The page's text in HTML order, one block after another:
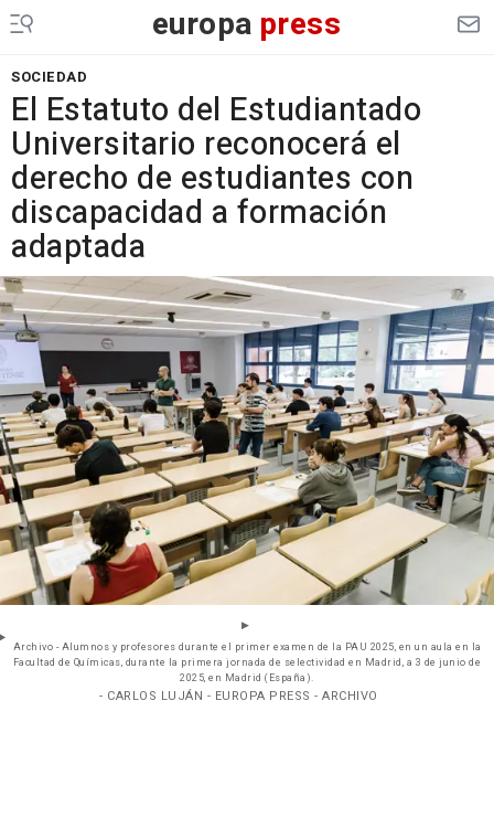
europa press
SOCIEDAD
El Estatuto del Estudiantado
Universitario reconocerá el
derecho de estudiantes con
discapacidad a formación
adaptada
Archivo - Alumnos y profesores durante el primer examen de la PAU 2025, en un aula en la
Facultad de Químicas, durante la primera jornada de selectividad en Madrid, a 3 de junio de
2025, en Madrid (España).
- CARLOS LUJÁN - EUROPA PRESS - ARCHIVO